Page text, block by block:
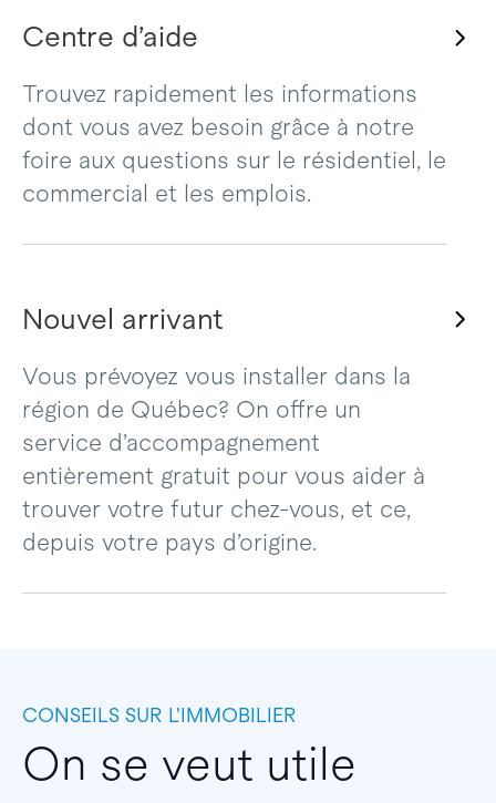
Centre d’aide
Trouvez rapidement les informations
dont vous avez besoin grâce à notre
foire aux questions sur le résidentiel, le
commercial et les emplois.
Nouvel arrivant
Vous prévoyez vous installer dans la
région de Québec? On offre un
service d’accompagnement
entièrement gratuit pour vous aider à
trouver votre futur chez-vous, et ce,
depuis votre pays d’origine.
CONSEILS SUR L’IMMOBILIER
On se veut utile